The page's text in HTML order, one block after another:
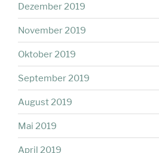
Dezember 2019
November 2019
Oktober 2019
September 2019
August 2019
Mai 2019
April 2019